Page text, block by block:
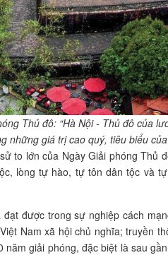
Thủ đô: “Hà Nội - Thủ đô của
những giá trị cao quý, tiêu biểu của
to lớn của Ngày Giải phóng Thủ
lòng tự hào, tự tôn dân tộc và
được trong sự nghiệp cách
Nam xã hội chủ nghĩa; truyền
giải phóng, đặc biệt là sau